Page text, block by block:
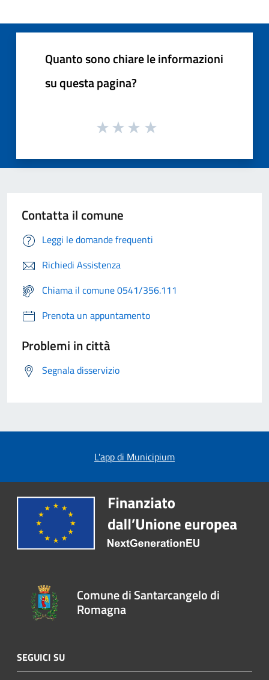
Quanto sono chiare le informazioni
su questa pagina?
Contatta il comune
Leggi le domande frequenti
Richiedi Assistenza
Chiama il comune 0541/356.111
Prenota un appuntamento
Problemi in città
Segnala disservizio
L'app di Municipium
Comune di Santarcangelo di
Romagna
SEGUICI SU